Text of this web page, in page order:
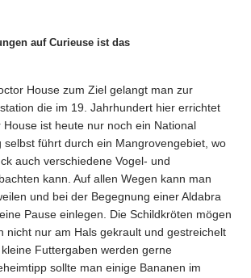
auf Curieuse ist das
House zum Ziel gelangt man zur
die im 19. Jahrhundert hier errichtet
ist heute nur noch ein National
selbst führt durch ein Mangrovengebiet, wo
auch verschiedene Vogel- und
kann. Auf allen Wegen kann man
und bei der Begegnung einer Aldabra
Pause einlegen. Die Schildkröten mögen
nicht nur am Hals gekrault und gestreichelt
Futtergaben werden gerne
sollte man einige Bananen im